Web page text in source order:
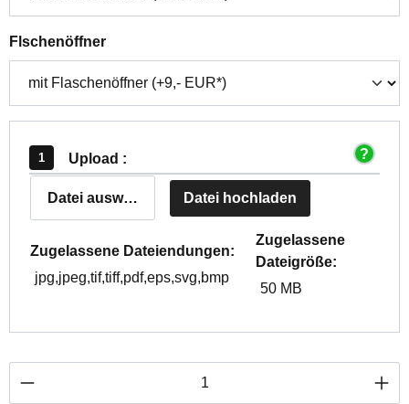
Flschenöffnerauswählen
Upload :
Datei auswählen Datei hochladen
Zugelassene Dateiendungen:
jpg,jpeg,tif,tiff,pdf,eps,svg,bmp
Zugelassene
Dateigröße:
50 MB
Produkt Anzahl: Gib den gewünschten